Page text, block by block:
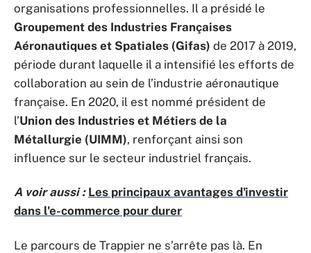
organisations professionnelles. Il a présidé le
Groupement des Industries Françaises
Aéronautiques et Spatiales (Gifas) de 2017 à 2019,
période durant laquelle il a intensifié les efforts de
collaboration au sein de l’industrie aéronautique
française. En 2020, il est nommé président de
l’Union des Industries et Métiers de la
Métallurgie (UIMM), renforçant ainsi son
influence sur le secteur industriel français.
A voir aussi : Les principaux avantages d'investir
dans l'e-commerce pour durer
Le parcours de Trappier ne s’arrête pas là. En